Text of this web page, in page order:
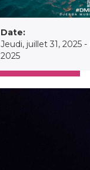
Date:
Jeudi, juillet 31, 2025 -
2025